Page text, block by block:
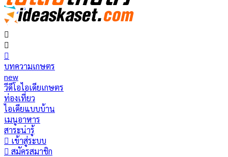
บทความเกษตร
new
วีดีโอไอเดียเกษตร
ท่องเที่ยว
ไอเดียแบบบ้าน
เมนูอาหาร
สาระน่ารู้
เข้าสู่ระบบ
สมัครสมาชิก